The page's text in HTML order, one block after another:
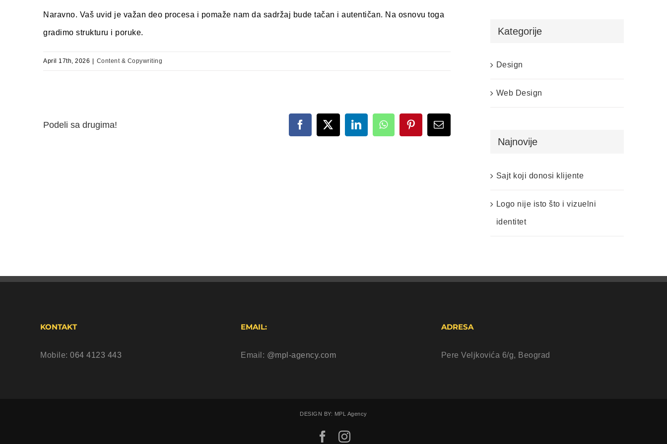
Naravno. Vaš uvid je važan deo procesa i pomaže nam da sadržaj bude tačan i autentičan. Na osnovu toga
gradimo strukturu i poruke.
April 17th, 2026 Content & Copywriting
Podeli sa drugima! Facebook
X LinkedInWhatsAppPinterestEmail
Kategorije
Design
Web Design
Najnovije
Sajt koji donosi klijente
Logo nije isto što i vizuelni
identitet
KONTAKT
Mobile:064 4123 443
EMAIL:
Email: @mpl-agency.com
ADRESA
Pere Veljkovića 6/g, Beograd
DESIGN BY: MPL Agency
Facebook
Instagram